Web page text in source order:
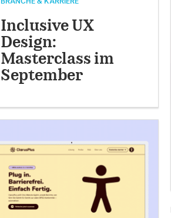
Inclusive UX
Design:
Masterclass im
September